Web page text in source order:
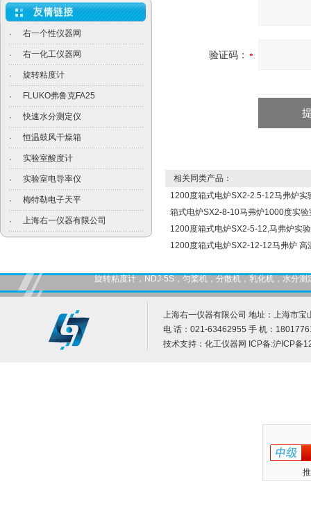
· 右一个性仪器网
· 右一化工仪器网
· 旋转粘度计
· FLUKO弗鲁克FA25
· 快速水分测定仪
· 恒温鼓风干燥箱
· 实验室酸度计
· 实验室电导率仪
· 梅特勒电子天平
· 上海右一仪器有限公司
验证码：
相关同类产品：
1200度箱式电炉SX2-2.5-12马弗炉实
箱式电炉SX2-8-10马弗炉1000度实验
1200度箱式电炉SX2-5-12,马弗炉实
1200度箱式电炉SX2-12-12马弗炉 高
旋转粘度计，NDJ-5S，匀桨机，分散机，乳化机，水分
上海右一仪器有限公司 地址：上海市宝
电 话：021-63462955 手 机：
技术支持： 化工仪器网 ICP备:沪ICP备